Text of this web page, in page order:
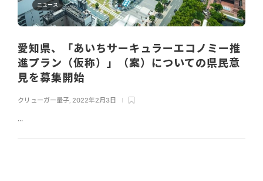
ニュース
愛知県、「あいちサーキュラーエコノミー推
進プラン（仮称）」（案）についての県民意
見を募集開始
クリューガー量子 2022年2月3日
...